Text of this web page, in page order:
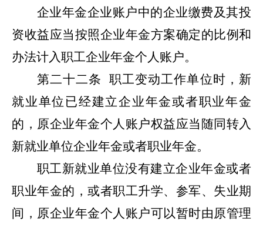
企业年金企业账户中的企业缴费及其投
资收益应当按照企业年金方案确定的比例和
办法计入职工企业年金个人账户。
第二十二条
职工变动工作单位时，新
就业单位已经建立企业年金或者职业年金
的，原企业年金个人账户权益应当随同转入
新就业单位企业年金或者职业年金。
职工新就业单位没有建立企业年金或者
职业年金的，或者职工升学、参军、失业期
间，原企业年金个人账户可以暂时由原管理